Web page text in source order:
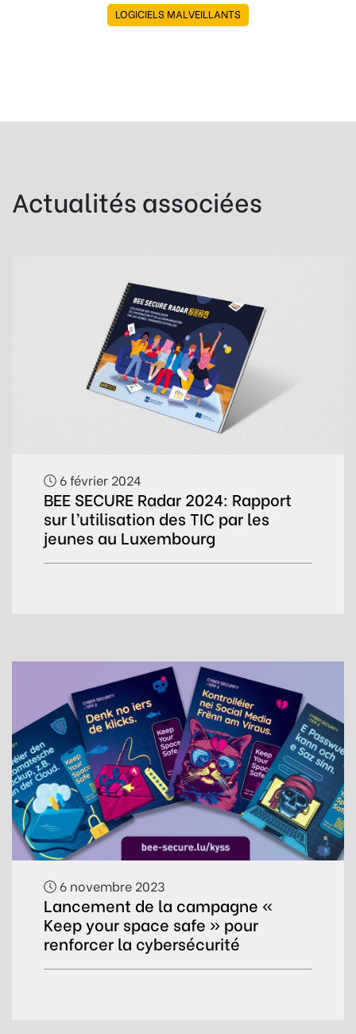
LOGICIELS MALVEILLANTS
Actualités associées
6 février 2024
BEE SECURE Radar 2024: Rapport
sur l’utilisation des TIC par les
jeunes au Luxembourg
6 novembre 2023
Lancement de la campagne «
Keep your space safe » pour
renforcer la cybersécurité